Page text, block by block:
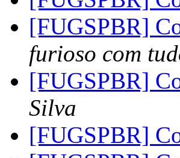
[FUGSPBR]
furioso com
[FUGSPBR]
Silva
[FUGSPBR]